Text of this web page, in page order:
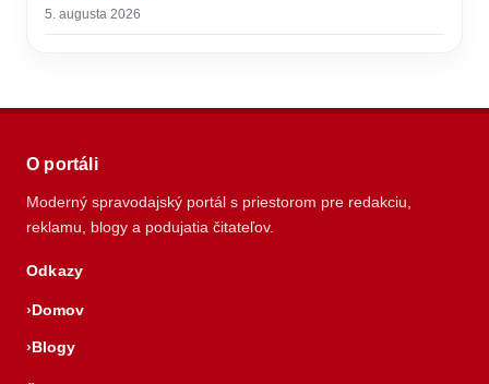
5. augusta 2026
O portáli
Moderný spravodajský portál s priestorom pre redakciu,
reklamu, blogy a podujatia čitateľov.
Odkazy
Domov
Blogy